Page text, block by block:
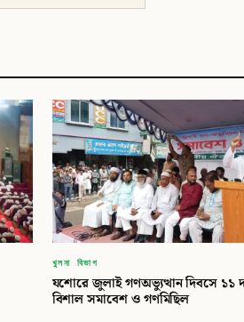
খুলনা বিভাগ
যশোরে জুলাই গণঅভ্যুত্থান দিবসে ১১
বিশাল সমাবেশ ও গণমিছিল